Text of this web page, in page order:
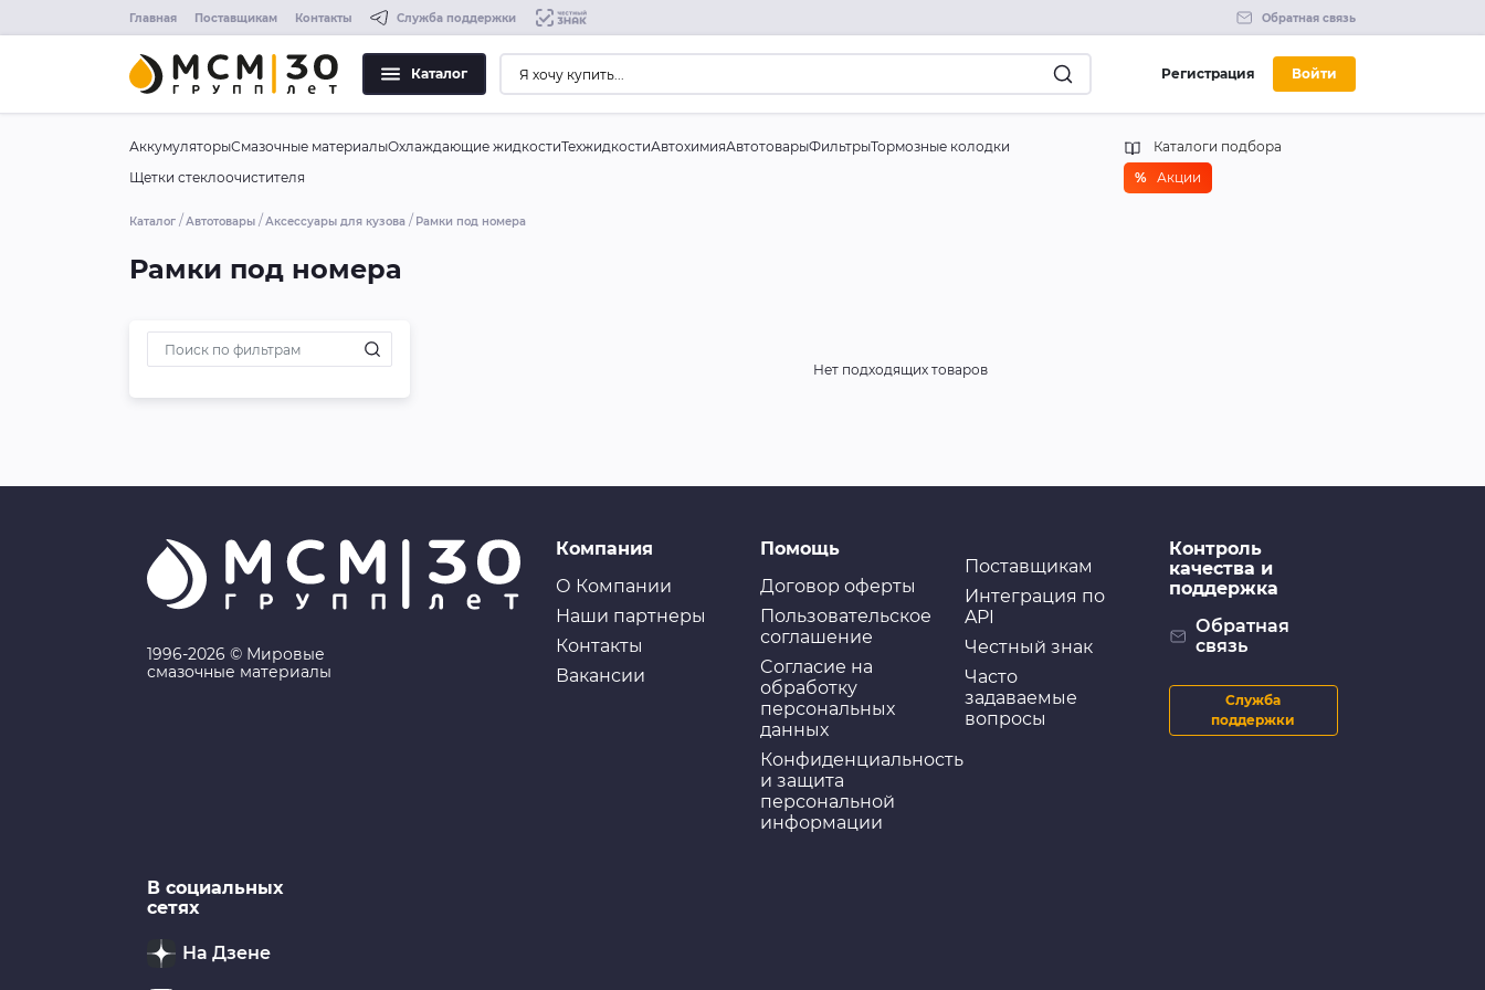
Главная Поставщикам Контакты Служба поддержки Обратная связь
Каталог Регистрация Войти
АккумуляторыСмазочные материалыОхлаждающие жидкостиТехжидкостиАвтохимияАвтотоварыФильтрыТормозные колодки
Щетки стеклоочистителя
Каталоги подбора
% Акции
Каталог Автотовары Аксессуары для кузова Рамки под номера
Рамки под номера
Нет подходящих товаров
1996-2026 © Мировые
смазочные материалы
Компания
О Компании
Наши партнеры
Контакты
Вакансии
Помощь
Договор оферты
Пользовательское
соглашение
Cогласие на
обработку
персональных
данных
Конфиденциальность
и защита
персональной
информации
Поставщикам
Интеграция по
API
Честный знак
Часто
задаваемые
вопросы
Контроль
качества и
поддержка
Обратная
связь
Служба
поддержки
В социальных
сетях
На Дзене